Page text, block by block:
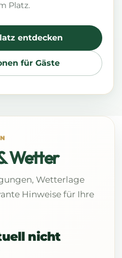
Platz.
entdecken
für Gäste
Wetter
Wetterlage
Hinweise für Ihre
nicht